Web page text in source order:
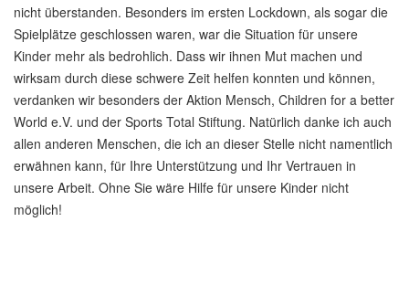
nicht überstanden. Besonders im ersten Lockdown, als sogar die
Spielplätze geschlossen waren, war die Situation für unsere
Kinder mehr als bedrohlich. Dass wir ihnen Mut machen und
wirksam durch diese schwere Zeit helfen konnten und können,
verdanken wir besonders der Aktion Mensch, Children for a better
World e.V. und der Sports Total Stiftung. Natürlich danke ich auch
allen anderen Menschen, die ich an dieser Stelle nicht namentlich
erwähnen kann, für Ihre Unterstützung und Ihr Vertrauen in
unsere Arbeit. Ohne Sie wäre Hilfe für unsere Kinder nicht
möglich!